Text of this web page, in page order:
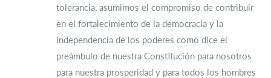
tolerancia, asumimos el compromiso de contribuir
en el fortalecimiento de la democracia y la
independencia de los poderes como dice el
preámbulo de nuestra Constitución para nosotros
para nuestra prosperidad y para todos los hombres